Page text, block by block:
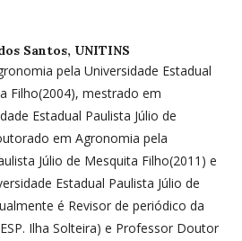
Santos, UNITINS
pela Universidade Estadual
Filho(2004), mestrado em
Estadual Paulista Júlio de
em Agronomia pela
Júlio de Mesquita Filho(2011) e
Estadual Paulista Júlio de
é Revisor de periódico da
Ilha Solteira) e Professor Doutor